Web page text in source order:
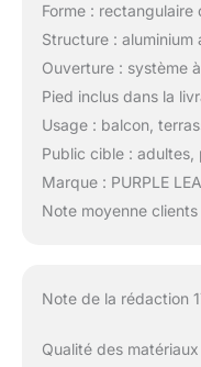
Forme : rectangulaire
Structure : aluminium
Ouverture : système
Pied inclus dans la
Usage : balcon,
Public cible :
Marque : PURPLE
Note moyenne
Note de la rédaction
Qualité des matériaux